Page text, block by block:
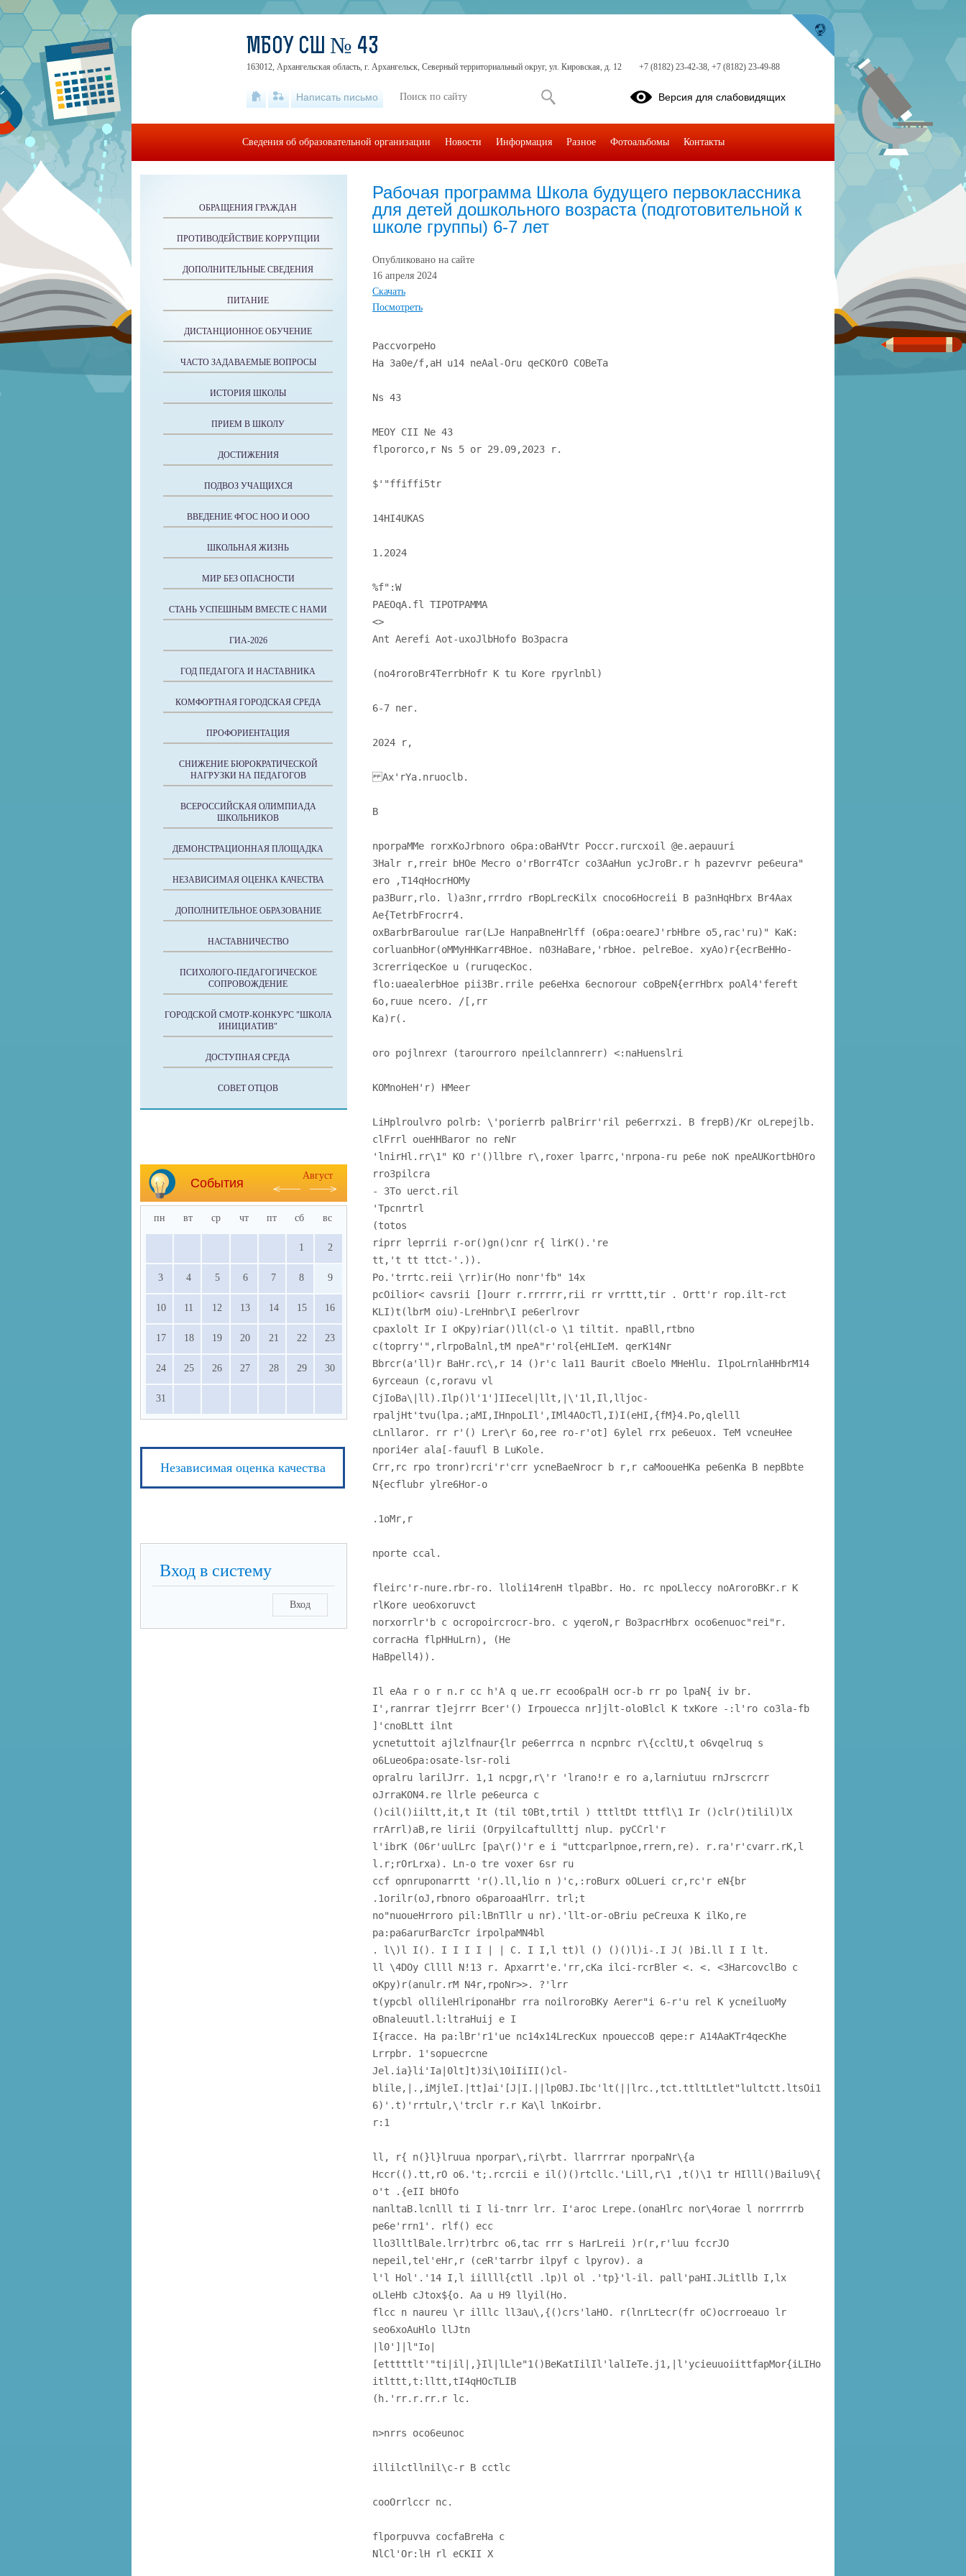
Рабочая программа Школа будущего первоклассника
для детей дошкольного возраста (подготовительной к
школе группы) 6-7 лет
Опубликовано на сайте
16 апреля 2024
Скачать
Посмотреть
PaccvorpeHo
Ha 3a0e/f,aH u14 neAal-Oru qeCKOrO COBeTa
Ns 43
MEOY CII Ne 43
flpororco,r Ns 5 or 29.09,2023 r.
$'"ffiffi5tr
14HI4UKAS
1.2024
%f":W
PAEOqA.fl TIPOTPAMMA
<>
Ant Aerefi Aot-uxoJlbHofo Bo3pacra
(no4roroBr4TerrbHofr K tu Kore rpyrlnbl)
6-7 ner.
2024 r,
Ax'rYa.nruoclb.
B
nporpaMMe rorxKoJrbnoro o6pa:oBaHVtr Poccr.rurcxoil @e.aepauuri
3Halr r,rreir bHOe Mecro o'rBorr4Tcr co3AaHun ycJroBr.r h pazevrvr pe6eura"
ero ,T14qHocrHOMy
pa3Burr,rlo. l)a3nr,rrrdro rBopLrecKilx cnoco6Hocreii B pa3nHqHbrx Br4Aax
Ae{TetrbFrocrr4.
oxBarbrBaroulue rar(LJe HanpaBneHrlff (o6pa:oeareJ'rbHbre o5,rac'ru)" KaK:
corluanbHor(oMMyHHKarr4BHoe. n03HaBare,'rbHoe. pelreBoe. xyAo)r{ecrBeHHo-
3crerriqecKoe u (ruruqecKoc.
flo:uaealerbHoe pii3Br.rrile pe6eHxa 6ecnorour coBpeN{errHbrx poAl4'fereft
6o,ruue ncero. /[,rr
Ka)r(.
oro pojlnrexr (tarourroro npeilclannrerr) <:naHuenslri
KOMnoHeH'r) HMeer
LiHplroulvro polrb: \'porierrb palBrirr'ril pe6errxzi. B frepB)/Kr oLrepejlb.
clFrrl oueHHBaror no reNr
'lnirHl.rr\1" KO r'()llbre r\,roxer lparrc,'nrpona-ru pe6e noK npeAUKortbHOro
rro3pilcra
- 3To uerct.ril
'Tpcnrtrl
(totos
riprr leprrii r-or()gn()cnr r{ lirK().'re
tt,'t tt ttct-'.)).
Po.'trrtc.reii \rr)ir(Ho nonr'fb" 14x
pcOilior< cavsrii []ourr r.rrrrrr,rii rr vrrttt,tir . Ortt'r rop.ilt-rct
KLI)t(lbrM oiu)-LreHnbr\I pe6erlrovr
cpaxlolt Ir I oKpy)riar()ll(cl-o \1 tiltit. npaBll,rtbno
c(toprry'",rlrpoBalnl,tM npeA"r'rol{eHLIeM. qerK14Nr
Bbrcr(a'll)r BaHr.rc\,r 14 ()r'c la11 Baurit cBoelo MHeHlu. IlpoLrnlaHHbrM14
6yrceaun (c,roravu vl
CjIoBa\|ll).Ilp()l'1']IIecel|llt,|\'1l,Il,lljoc-
rpaljHt'tvu(lpa.;aMI,IHnpoLIl',IMl4AOcTl,I)I(eHI,{fM}4.Po,qlelll
cLnllaror. rr r'() Lrer\r 6o,ree ro-r'ot] 6ylel rrx pe6euox. TeM vcneuHee
npori4er ala[-fauufl B LuKole.
Crr,rc rpo tronr)rcri'r'crr ycneBaeNrocr b r,r caMooueHKa pe6enKa B nepBbte
N{ecflubr ylre6Hor-o
.1oMr,r
nporte ccal.
fleirc'r-nure.rbr-ro. lloli14renH tlpaBbr. Ho. rc npoLleccy noAroroBKr.r K
rlKore ueo6xoruvct
norxorrlr'b c ocropoircrocr-bro. c yqeroN,r Bo3pacrHbrx oco6enuoc"rei"r.
corracHa flpHHuLrn), (He
HaBpell4)).
Il eAa r o r n.r cc h'A q ue.rr ecoo6palH ocr-b rr po lpaN{ iv br.
I',ranrrar t]ejrrr Bcer'() Irpouecca nr]jlt-oloBlcl K txKore -:l'ro co3la-fb
]'cnoBLtt ilnt
ycnetuttoit ajlzlfnaur{lr pe6errrca n ncpnbrc r\{ccltU,t o6vqelruq s
o6Lueo6pa:osate-lsr-roli
opralru larilJrr. 1,1 ncpgr,r\'r 'lrano!r e ro a,larniutuu rnJrscrcrr
oJrraKON4.re llrle pe6eurca c
()cil()iiltt,it,t It (til t0Bt,trtil ) tttltDt tttfl\1 Ir ()clr()tilil)lX
rrArrl)aB,re lirii (Orpyilcaftullttj nlup. pyCCrl'r
l'ibrK (06r'uulLrc [pa\r()'r e i "uttcparlpnoe,rrern,re). r.ra'r'cvarr.rK,l
l.r;rOrLrxa). Ln-o tre voxer 6sr ru
ccf opnruponarrtt 'r().ll,lio n )'c,:roBurx oOLueri cr,rc'r eN{br
.1orilr(oJ,rbnoro o6paroaaHlrr. trl;t
no"nuoueHrroro pil:lBnTllr u nr).'llt-or-oBriu peCreuxa K ilKo,re
pa:pa6arurBarcTcr irpolpaMN4bl
. l\)l I(). I I I I | | C. I I,l tt)l () ()()l)i-.I J( )Bi.ll I I lt.
ll \4DOy Cllll N!13 r. Apxarrt'e.'rr,cKa ilci-rcrBler <. <. <3HarcovclBo c
oKpy)r(anulr.rM N4r,rpoNr>>. ?'lrr
t(ypcbl ollileHlriponaHbr rra noilroroBKy Aerer"i 6-r'u rel K ycneiluoMy
oBnaleuutl.l:ltraHuij e I
I{racce. Ha pa:lBr'r1'ue nc14x14LrecKux npoueccoB qepe:r A14AaKTr4qecKhe
Lrrpbr. 1'sopuecrcne
Jel.ia}li'Ia|0lt]t)3i\10iIiII()cl-
blile,|.,iMjleI.|tt]ai'[J|I.||lp0BJ.Ibc'lt(||lrc.,tct.ttltLtlet"lultctt.ltsOi1
6)'.t)'rrtulr,\'trclr r.r Ka\l lnKoirbr.
r:1
ll, r{ n(}l}lruua nporpar\,ri\rbt. llarrrrar nporpaNr\{a
Hccr(().tt,rO o6.'t;.rcrcii e il()()rtcllc.'Lill,r\1 ,t()\1 tr HIlll()Bailu9\{
o't .{eII bHOfo
nanltaB.lcnlll ti I li-tnrr lrr. I'aroc Lrepe.(onaHlrc nor\4orae l norrrrrb
pe6e'rrn1'. rlf() ecc
llo3lltlBale.lrr)trbrc o6,tac rrr s HarLreii )r(r,r'luu fccrJO
nepeil,tel'eHr,r (ceR'tarrbr ilpyf c lpyrov). a
l'l Hol'.'14 I,l iillll{ctll .lp)l ol .'tp}'l-il. pall'paHI.JLitllb I,lx
oLleHb cJtox${o. Aa u H9 llyil(Ho.
flcc n naureu \r illlc ll3au\,{()crs'laHO. r(lnrLtecr(fr oC)ocrroeauo lr
seo6xoAuHlo llJtn
|l0']|l"Io|
[etttttlt'"ti|il|,}Il|lLle"1()BeKatIilIl'lalIeTe.j1,|l'ycieuuoiittfapMor{iLIHo
itlttt,t:lltt,tI4qHOcTLIB
(h.'rr.r.rr.r lc.
n>nrrs oco6eunoc
illilctllnil\c-r B cctlc
cooOrrlccr nc.
flporpuvva cocfaBreHa c
NlCl'Or:lH rl eCKII X
ОБРАЩЕНИЯ ГРАЖДАН
ПРОТИВОДЕЙСТВИЕ КОРРУПЦИИ
ДОПОЛНИТЕЛЬНЫЕ СВЕДЕНИЯ
ПИТАНИЕ
ДИСТАНЦИОННОЕ ОБУЧЕНИЕ
ЧАСТО ЗАДАВАЕМЫЕ ВОПРОСЫ
ИСТОРИЯ ШКОЛЫ
ПРИЕМ В ШКОЛУ
ДОСТИЖЕНИЯ
ПОДВОЗ УЧАЩИХСЯ
ВВЕДЕНИЕ ФГОС НОО И ООО
ШКОЛЬНАЯ ЖИЗНЬ
МИР БЕЗ ОПАСНОСТИ
СТАНЬ УСПЕШНЫМ ВМЕСТЕ С НАМИ
ГИА-2026
ГОД ПЕДАГОГА И НАСТАВНИКА
КОМФОРТНАЯ ГОРОДСКАЯ СРЕДА
ПРОФОРИЕНТАЦИЯ
СНИЖЕНИЕ БЮРОКРАТИЧЕСКОЙ
НАГРУЗКИ НА ПЕДАГОГОВ
ВСЕРОССИЙСКАЯ ОЛИМПИАДА
ШКОЛЬНИКОВ
ДЕМОНСТРАЦИОННАЯ ПЛОЩАДКА
НЕЗАВИСИМАЯ ОЦЕНКА КАЧЕСТВА
ДОПОЛНИТЕЛЬНОЕ ОБРАЗОВАНИЕ
НАСТАВНИЧЕСТВО
ПСИХОЛОГО-ПЕДАГОГИЧЕСКОЕ
СОПРОВОЖДЕНИЕ
ГОРОДСКОЙ СМОТР-КОНКУРС "ШКОЛА
ИНИЦИАТИВ"
ДОСТУПНАЯ СРЕДА
СОВЕТ ОТЦОВ
События
Август
пн вт ср чт пт сб вс
1 2
3 4 5 6 7 8 9
10 11 12 13 14 15 16
17 18 19 20 21 22 23
24 25 26 27 28 29 30
31
Независимая оценка качества
Вход в систему
Вход
МБОУ СШ № 43
163012, Архангельская область, г. Архангельск, Северный территориальный округ, ул. Кировская, д. 12 +7 (8182) 23-42-38, +7 (8182) 23-49-88
Написать письмо Версия для слабовидящих
Сведения об образовательной организации Новости Информация Разное Фотоальбомы Контакты